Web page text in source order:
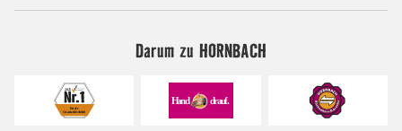
Darum zu HORNBACH